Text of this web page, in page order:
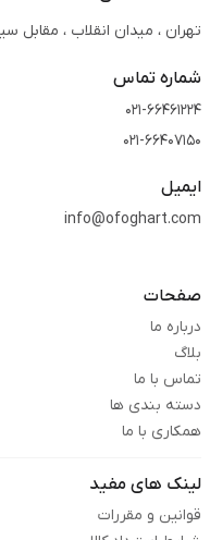
تهران ، میدان انقلاب ،
شماره تماس
021-66461224
021-66407150
ایمیل
info@ofoghart.com
صفحات
درباره ما
بلاگ
تماس با ما
دسته بندی ها
همکاری با ما
لینک های مفید
قوانین و مقررات